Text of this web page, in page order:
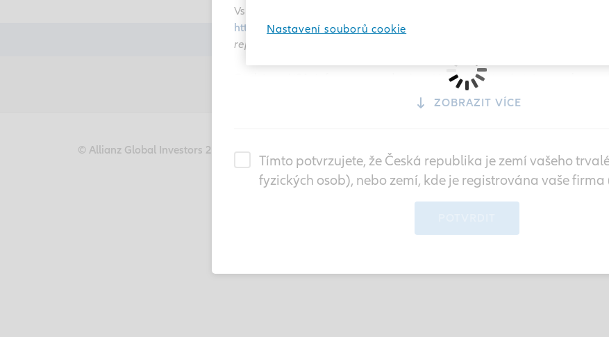
Privacy Principles
© Allianz Global Investors 2026
Vstupujete do části regulační internetové stránky společnosti Allianz
https://regulatory.allianzgi.com), která je určena výhradně pro osoby s
republice
Osobám z USA: Informace uvedené na této internetové stránce nejsou
USA, státním příslušníkům USA nebo těm osobám z USA, které jsou
"Nařízení S" Komise pro cenné papíry a burzy podle bezpečnostního
Investors a produktech s oprávněním pro prodej na trhu soukromým i
investorům vČeské republice. Informace uvedené na této internetové
Váš přístup podléháčeskélegislativě, právním podmínkám a obecným
ZOBRAZIT VÍCE
Tímto potvrzujete, že Česká republika je zemí vašeho
fyzických osob), nebo zemí, kde je registrována vaše
Nastavení souborů cookie